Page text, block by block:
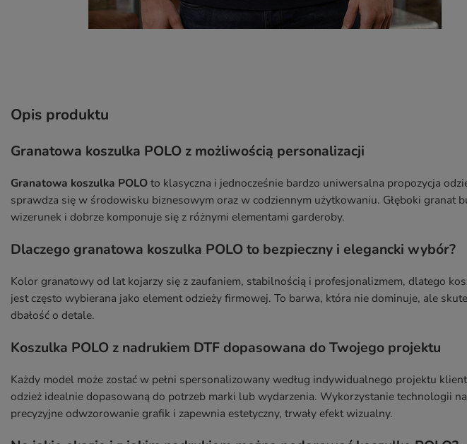
Opis produktu
Granatowa koszulka POLO z możliwością personalizacji
Granatowa koszulka POLOto klasyczna i jednocześnie bardzo uniwersalna propozycja
sprawdza się w środowisku biznesowym oraz w codziennym użytkowaniu. Głęboki granat
wizerunek i dobrze komponuje się z różnymi elementami garderoby.
Dlaczego granatowa koszulka POLO to bezpieczny i elegancki wybór?
Kolor granatowy od lat kojarzy się z zaufaniem, stabilnością i profesjonalizmem, dlatego
jest często wybierana jako element odzieży firmowej. To barwa, która nie dominuje, ale
dbałość o detale.
Koszulka POLO z nadrukiem DTF dopasowana do Twojego projektu
Każdy model może zostać w pełni spersonalizowany według indywidualnego projektu
odzież idealnie dopasowaną do potrzeb marki lub wydarzenia. Wykorzystanie technologii
precyzyjne odwzorowanie grafik i zapewnia estetyczny, trwały efekt wizualny.